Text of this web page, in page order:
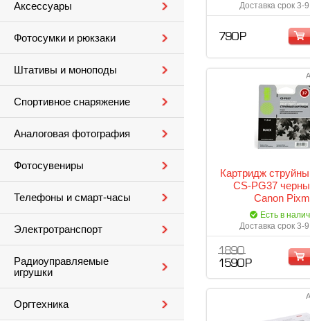
Аксессуары
Фотосумки и рюкзаки
Штативы и моноподы
Спортивное снаряжение
Аналоговая фотография
Фотосувениры
Телефоны и смарт-часы
Электротранспорт
Радиоуправляемые
игрушки
Оргтехника
Доставка срок 3-
790 Р
Картридж
CS-PG37
Canon
iP1800/iP1900/
Есть в
Доставка срок 3-
1 890
1 590 Р